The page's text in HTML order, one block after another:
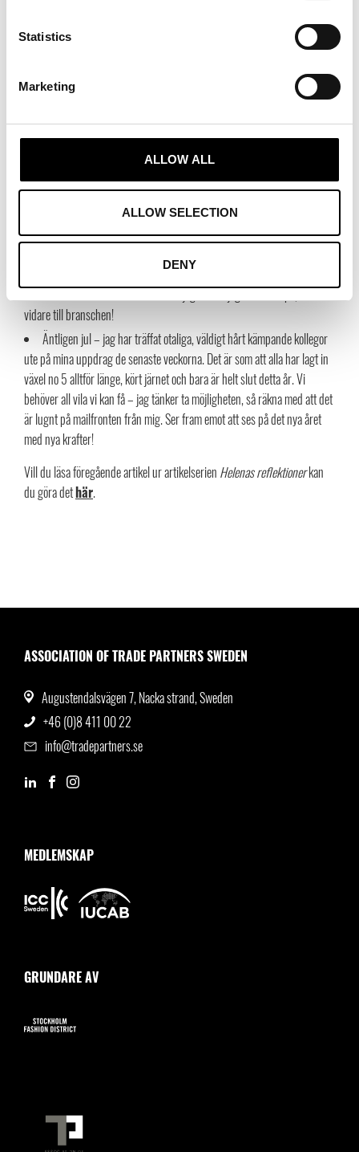
Statistics
Marketing
ALLOW ALL
ALLOW SELECTION
DENY
blev även hållbar för många år framöver. Det har blivit ett långt
samarbete mellan oss och vilken trygghet det är med en bra jurist! Förra
veckan hade vi i teamet en kurs i avtalsjuridik med Glenn Svarts och det
är för alltid en av mina favoritkurser. Under 2022 kommer dessutom fler
Jag är stolt ordförande för Stockholm Stads Innovationsstipendiums
jury för kulturella och kreativa näringar och i förra veckan deltog jag på
inom musik, konst, mode och film som skickas in av kreativa innovatörer
och entreprenörer. Därefter kommer en dag när de uttagna pitchar sin
ide för oss i juryn. Man kan lätt konstatera att det händer extremt mycket
vad som är på gång. Så tacksam för det uppdraget och jag hoppas på att
kunna förmedla flera av de kontakter jag fått möjlighet att skapa,
vidare till branschen!
Äntligen jul – jag har träffat otaliga, väldigt hårt kämpande kollegor
ute på mina uppdrag de senaste veckorna. Det är som att alla har lagt in
växel no 5 alltför länge, kört järnet och bara är helt slut detta år. Vi
behöver all vila vi kan få – jag tänker ta möjligheten, så räkna med att det
är lugnt på mailfronten från mig. Ser fram emot att ses på det nya året
med nya krafter!
Vill du läsa föregående artikel ur artikelserien Helenas reflektionerkan
du göra dethär.
ASSOCIATION OF TRADE PARTNERS SWEDEN
Augustendalsvägen 7, Nacka strand, Sweden
+46 (0)8 411 00 22
info@tradepartners.se
MEDLEMSKAP
GRUNDARE AV